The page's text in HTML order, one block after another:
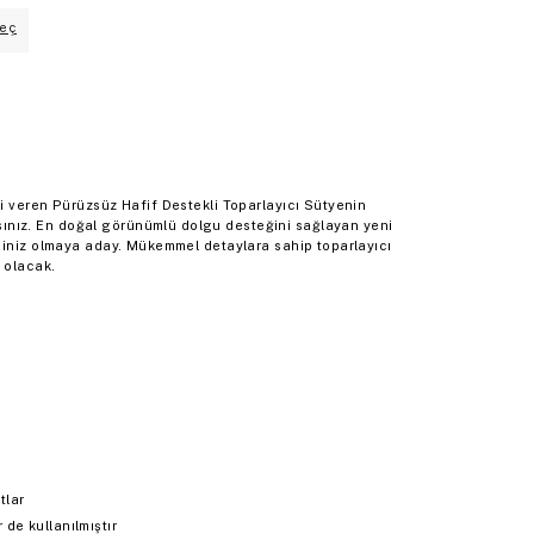
Pürüzsüz Hafif Destekli Toparlayıcı Sütyenin
En doğal görünümlü dolgu desteğini sağlayan yeni
olmaya aday. Mükemmel detaylara sahip toparlayıcı
olacak.
kullanılmıştır